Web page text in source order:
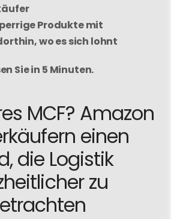
Produkte mit
wo es sich lohnt
Sie in 5 Minuten.
MCF? Amazon
einen
die Logistik
zu